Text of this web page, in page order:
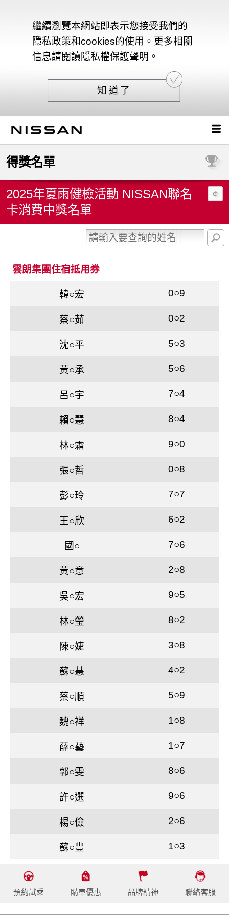
繼續瀏覽本網站即表示您接受我們的
隱私政策和cookies的使用。更多相關
信息請閱讀隱私權保護聲明。
知道了
得獎名單
2025年夏雨健檢活動 NISSAN聯名
卡消費中獎名單
雲朗集團住宿抵用券
韓○宏 0○9
蔡○茹 0○2
沈○平 5○3
黃○承 5○6
呂○宇 7○4
賴○慧 8○4
林○霜 9○0
張○哲 0○8
彭○玲 7○7
王○欣 6○2
國○ 7○6
黃○意 2○8
吳○宏 9○5
林○瑩 8○2
陳○婕 3○8
蘇○慧 4○2
蔡○順 5○9
魏○祥 1○8
薛○藝 1○7
郭○雯 8○6
許○選 9○6
楊○儉 2○6
蘇○豐 1○3
預約試乘 購車優惠 品牌精神 聯絡客服